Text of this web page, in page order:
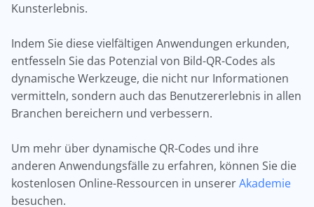
Kunsterlebnis.
Indem Sie diese vielfältigen Anwendungen erkunden,
entfesseln Sie das Potenzial von Bild-QR-Codes als
dynamische Werkzeuge, die nicht nur Informationen
vermitteln, sondern auch das Benutzererlebnis in allen
Branchen bereichern und verbessern.
Um mehr über dynamische QR-Codes und ihre
anderen Anwendungsfälle zu erfahren, können Sie die
kostenlosen Online-Ressourcen in unsererAkademie
besuchen.